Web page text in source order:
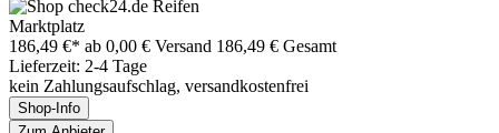
Marktplatz
186,49 €* ab 0,00 € Versand 186,49 € Gesamt
Lieferzeit: 2-4 Tage
kein Zahlungsaufschlag, versandkostenfrei
Shop-Info